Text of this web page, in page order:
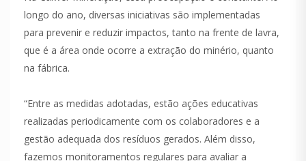
longo do ano, diversas iniciativas são implementadas
para prevenir e reduzir impactos, tanto na frente de lavra,
que é a área onde ocorre a extração do minério, quanto
na fábrica.
“Entre as medidas adotadas, estão ações educativas
realizadas periodicamente com os colaboradores e a
gestão adequada dos resíduos gerados. Além disso,
fazemos monitoramentos regulares para avaliar a